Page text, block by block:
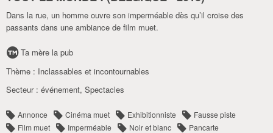
Dans la rue, un homme ouvre son imperméable dès qu’il croise des
passants dans une ambiance de film muet.
Ta mère la pub
Thème : Inclassables et incontournables
Secteur : événement, Spectacles
Annonce Cinéma muet Exhibitionniste
Fausse piste
Film muet
Imperméable Noir et blanc
Pancarte